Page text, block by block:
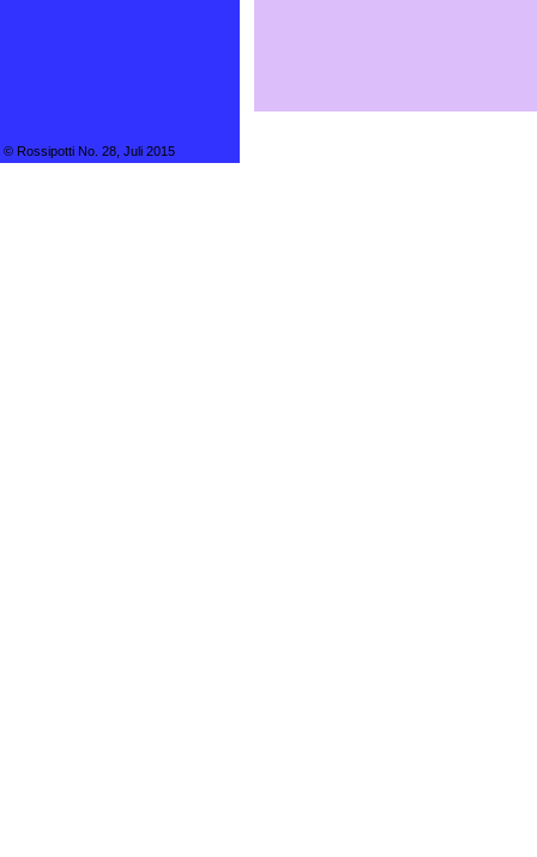
© Rossipotti No. 28, Juli 2015